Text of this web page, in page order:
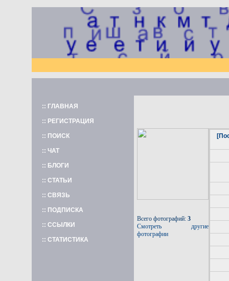
:: ГЛАВНАЯ
:: РЕГИСТРАЦИЯ
:: ПОИСК
:: ЧАТ
:: БЛОГИ
:: СТАТЬИ
:: СВЯЗЬ
:: ПОДПИСКА
:: ССЫЛКИ
:: СТАТИСТИКА
Всего фотографий: 3
Смотреть другие
фотографии